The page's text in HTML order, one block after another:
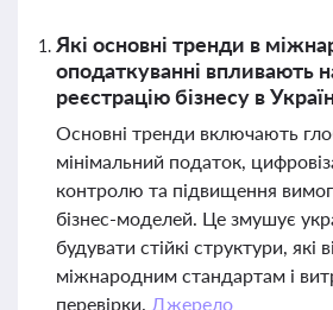
Які основні тренди в
оподаткуванні впливають
реєстрацію бізнесу в
Основні тренди включають
мінімальний податок,
контролю та підвищення
бізнес-моделей. Це змушує
будувати стійкі структури, які
міжнародним стандартам і
перевірки. Джерело